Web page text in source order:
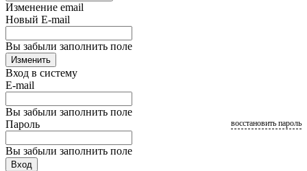
Изменение email
Новый E-mail
Вы забыли заполнить поле
Изменить
Вход в систему
E-mail
Вы забыли заполнить поле
Пароль
Вы забыли заполнить поле
восстановить пароль
Вход